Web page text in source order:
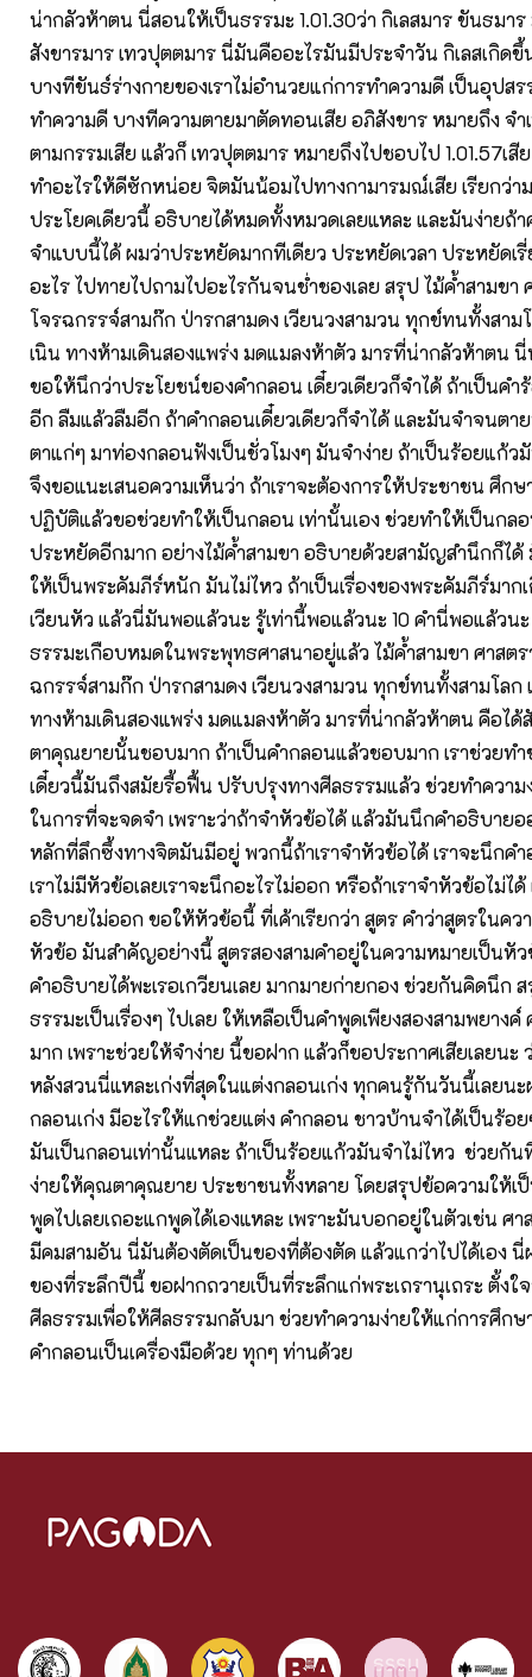
น่ากลัวห้าตน นี่สอนให้เป็นธรรมะ 1.01.30ว่า กิเลสมาร ขันธมา
สังขารมาร เทวปุตตมาร นี่มันคืออะไรมันมีประจำวัน กิเลสเกิด
บางทีขันธ์ร่างกายของเราไม่อำนวยแก่การทำความดี เป็นอุปสร
ทำความดี บางทีความตายมาตัดทอนเสีย อภิสังขาร หมายถึง จำ
ตามกรรมเสีย แล้วก็ เทวปุตตมาร หมายถึงไปชอบไป 1.01.57เสี
ทำอะไรให้ดีซักหน่อย จิตมันน้อมไปทางกามารมณ์เสีย เรียกว่า
ประโยคเดียวนี้ อธิบายได้หมดทั้งหมวดเลยแหละ และมันง่าย
จำแบบนี้ได้ ผมว่าประหยัดมากทีเดียว ประหยัดเวลา ประหยัดเ
อะไร ไปทายไปถามไปอะไรกันจนช่ำชองเลย สรุป ไม้ค้ำสามขา
โจรฉกรรจ์สามก๊ก ป่ารกสามดง เวียนวงสามวน ทุกข์ทนทั้งสาม
เนิน ทางห้ามเดินสองแพร่ง มดแมลงห้าตัว มารที่น่ากลัวห้าตน
ขอให้นึกว่าประโยชน์ของคำกลอน เดี๋ยวเดียวก็จำได้ ถ้าเป็นคำ
อีก ลืมแล้วลืมอีก ถ้าคำกลอนเดี๋ยวเดียวก็จำได้ และมันจำจนต
ตาแก่ๆ มาท่องกลอนฟังเป็นชั่วโมงๆ มันจำง่าย ถ้าเป็นร้อยแก้ว
จึงขอแนะเสนอความเห็นว่า ถ้าเราจะต้องการให้ประชาชน ศึก
ปฏิบัติแล้วขอช่วยทำให้เป็นกลอน เท่านั้นเอง ช่วยทำให้เป็นกล
ประหยัดอีกมาก อย่างไม้ค้ำสามขา อธิบายด้วยสามัญสำนึกก็ได้
ให้เป็นพระคัมภีร์หนัก มันไม่ไหว ถ้าเป็นเรื่องของพระคัมภีร์มา
เวียนหัว แล้วนี่มันพอแล้วนะ รู้เท่านี้พอแล้วนะ 10 คำนี่พอแล้วนะ
ธรรมะเกือบหมดในพระพุทธศาสนาอยู่แล้ว ไม้ค้ำสามขา ศาสต
ฉกรรจ์สามก๊ก ป่ารกสามดง เวียนวงสามวน ทุกข์ทนทั้งสามโลก
ทางห้ามเดินสองแพร่ง มดแมลงห้าตัว มารที่น่ากลัวห้าตน คือได้
ตาคุณยายนั้นชอบมาก ถ้าเป็นคำกลอนแล้วชอบมาก เราช่วยท
เดี๋ยวนี้มันถึงสมัยรื้อฟื้น ปรับปรุงทางศีลธรรมแล้ว ช่วยทำความ
ในการที่จะจดจำ เพราะว่าถ้าจำหัวข้อได้ แล้วมันนึกคำอธิบาย
หลักที่ลึกซึ้งทางจิตมันมีอยู่ พวกนี้ถ้าเราจำหัวข้อได้ เราจะนึกค
เราไม่มีหัวข้อเลยเราจะนึกอะไรไม่ออก หรือถ้าเราจำหัวข้อไม่ได้
อธิบายไม่ออก ขอให้หัวข้อนี้ ที่เค้าเรียกว่า สูตร คำว่าสูตรในคว
หัวข้อ มันสำคัญอย่างนี้ สูตรสองสามคำอยู่ในความหมายเป็นหัว
คำอธิบายได้พะเรอเกวียนเลย มากมายก่ายกอง ช่วยกันคิดนึก ส
ธรรมะเป็นเรื่องๆ ไปเลย ให้เหลือเป็นคำพูดเพียงสองสามพยาง
มาก เพราะช่วยให้จำง่าย นี้ขอฝาก แล้วก็ขอประกาศเสียเลยนะ
หลังสวนนี่แหละเก่งที่สุดในแต่งกลอนเก่ง ทุกคนรู้กันวันนี้เลยนะ
กลอนเก่ง มีอะไรให้แกช่วยแต่ง คำกลอน ชาวบ้านจำได้เป็นร้อย
มันเป็นกลอนเท่านั้นแหละ ถ้าเป็นร้อยแก้วมันจำไม่ไหว ช่วยกั
ง่ายให้คุณตาคุณยาย ประชาชนทั้งหลาย โดยสรุปข้อความให้เ
พูดไปเลยเถอะแกพูดได้เองแหละ เพราะมันบอกอยู่ในตัวเช่น ศ
มีคมสามอัน นี่มันต้องตัดเป็นของที่ต้องตัด แล้วแกว่าไปได้เอง
ของที่ระลึกปีนี้ ขอฝากถวายเป็นที่ระลึกแก่พระเถรานุเถระ ตั้ง
ศีลธรรมเพื่อให้ศีลธรรมกลับมา ช่วยทำความง่ายให้แก่การศึกษ
คำกลอนเป็นเครื่องมือด้วย ทุกๆ ท่านด้วย